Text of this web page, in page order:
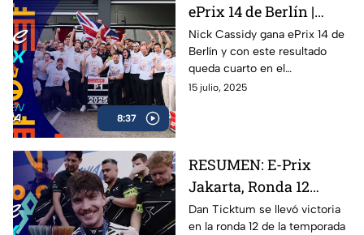
8:37
ePrix 14 de Berlín |
Oliver Rowland se
corona
Nick Cassidy gana ePrix 14 de
Berlín y con este resultado
queda cuarto en el
campeonato de conductores;
victoria en el premio de Berlín.
15 julio, 2025
RESUMEN: E-Prix
Jakarta, Ronda 12
Fórmula E 2025
Dan Ticktum se llevó victoria
en la ronda 12 de la temporada